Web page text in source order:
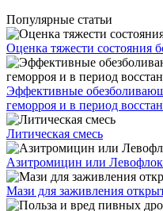
Популярные статьи
Оценка тяжести состояния
Эффективные
геморроя и в период
Литическая смесь
Азитромицин или
Мази для заживления